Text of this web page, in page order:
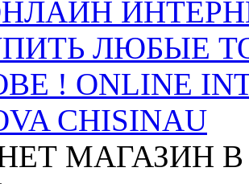
ЛЮБЫЕ
! ONLINE
CHISINAU
МАГАЗИН